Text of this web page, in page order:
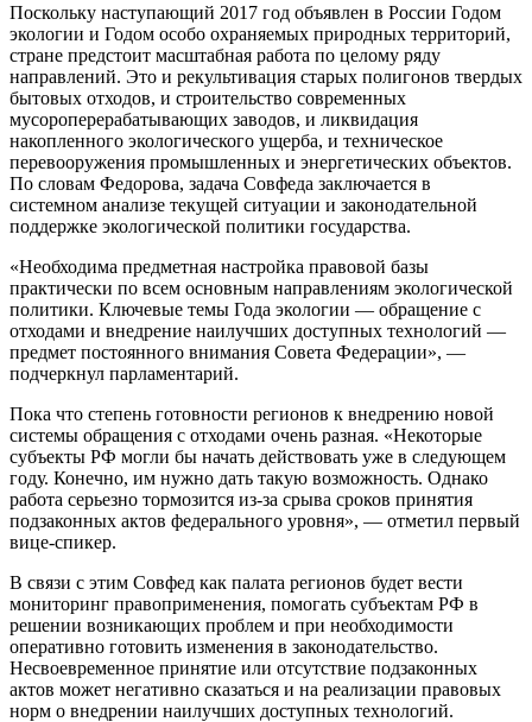
Поскольку наступающий 2017 год объявлен в России Годом
экологии и Годом особо охраняемых природных территорий,
стране предстоит масштабная работа по целому ряду
направлений. Это и рекультивация старых полигонов твердых
бытовых отходов, и строительство современных
мусороперерабатывающих заводов, и ликвидация
накопленного экологического ущерба, и техническое
перевооружения промышленных и энергетических объектов.
По словам Федорова, задача Совфеда заключается в
системном анализе текущей ситуации и законодательной
поддержке экологической политики государства.
«Необходима предметная настройка правовой базы
практически по всем основным направлениям экологической
политики. Ключевые темы Года экологии — обращение с
отходами и внедрение наилучших доступных технологий —
предмет постоянного внимания Совета Федерации», —
подчеркнул парламентарий.
Пока что степень готовности регионов к внедрению новой
системы обращения с отходами очень разная. «Некоторые
субъекты РФ могли бы начать действовать уже в следующем
году. Конечно, им нужно дать такую возможность. Однако
работа серьезно тормозится из-за срыва сроков принятия
подзаконных актов федерального уровня», — отметил первый
вице-спикер.
В связи с этим Совфед как палата регионов будет вести
мониторинг правоприменения, помогать субъектам РФ в
решении возникающих проблем и при необходимости
оперативно готовить изменения в законодательство.
Несвоевременное принятие или отсутствие подзаконных
актов может негативно сказаться и на реализации правовых
норм о внедрении наилучших доступных технологий.